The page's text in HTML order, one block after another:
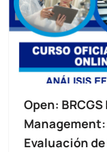
Open:
Evaluación de